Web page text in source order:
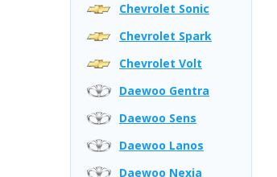
Chevrolet Sonic
Chevrolet Spark
Chevrolet Volt
Daewoo Gentra
Daewoo Sens
Daewoo Lanos
Daewoo Nexia